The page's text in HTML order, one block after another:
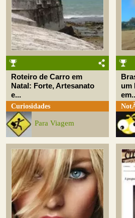
Roteiro de Carro em
Natal: Forte, Artesanato
e...
Curiosidades
Para Viagem
um